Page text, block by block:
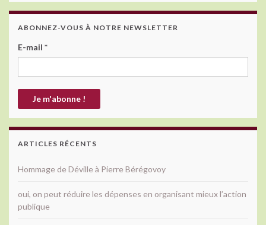
ABONNEZ-VOUS À NOTRE NEWSLETTER
E-mail *
ARTICLES RÉCENTS
Hommage de Déville à Pierre Bérégovoy
oui, on peut réduire les dépenses en organisant mieux l’action
publique